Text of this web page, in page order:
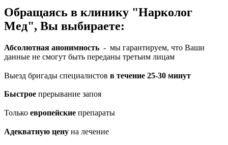
Обращаясь в клинику "Нарколог
Мед", Вы выбираете:
Абсолютная анонимность - мы гарантируем, что Ваши
данные не смогут быть переданы третьим лицам
Выезд бригады специалистов в течение 25-30 минут
Быстрое прерывание запоя
Только европейские препараты
Адекватную цену на лечение